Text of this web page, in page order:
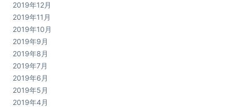
2019年12月
2019年11月
2019年10月
2019年9月
2019年8月
2019年7月
2019年6月
2019年5月
2019年4月